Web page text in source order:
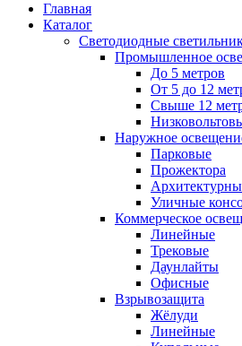
Главная
Каталог
Светодиодные
Промышленное
До 5 метров
От 5 до 12
Свыше 12
Наружное
Парковые
Прожектора
Уличные
Коммерческое
Линейные
Трековые
Даунлайты
Офисные
Взрывозащита
Жёлуди
Линейные